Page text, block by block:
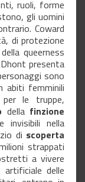
ruoli, forme
gli uomini
Coward
di protezione
queerness
presenta
sono
abiti femminili
le truppe,
della finzione
invisibili nella
di scoperta
strappati
a vivere
delle